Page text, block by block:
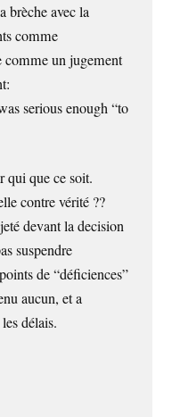
brèche avec la
comme
comme un jugement
serious enough “to
qui que ce soit.
contre vérité ??
devant la decision
suspendre
de “déficiences”
aucun, et a
délais.